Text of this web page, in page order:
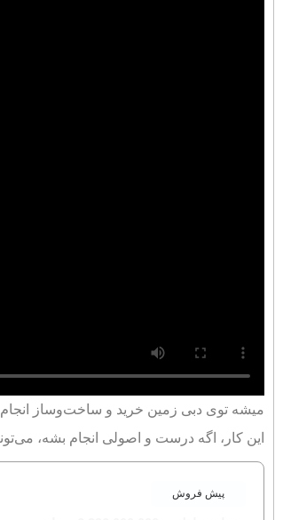
میشه توی دبی زمین خرید و ساخت‌وساز انجام
این کار، اگه درست و اصولی انجام بشه،
پیش فروش